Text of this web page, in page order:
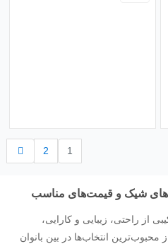
1
2
شیک و قیمت‌های مناسب
از راحتی، زیبایی و کارایی،
محبوب‌ترین انتخاب‌ها در بین بانوان